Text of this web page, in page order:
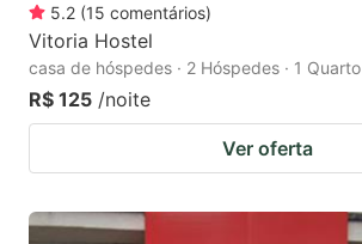
5.2 (15 comentários)
Vitoria Hostel
casa de hóspedes · 2 Hóspedes · 1 Quarto
R$ 125 /noite
Ver oferta